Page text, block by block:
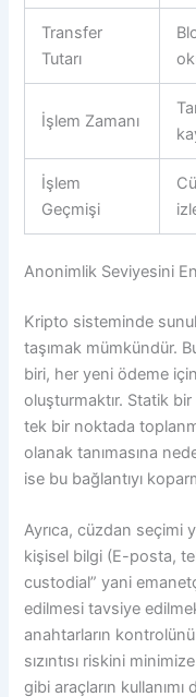
Transfer
Tutarı
İşlem Zamanı
İşlem
Geçmişi
Anonimlik Seviyesini
Kripto sisteminde
taşımak mümkündür.
biri, her yeni ödeme
oluşturmaktır. Statik bir
tek bir noktada
olanak tanımasına
ise bu bağlantıyı
Ayrıca, cüzdan seçimi
kişisel bilgi (E-posta,
custodial” yani
edilmesi tavsiye
anahtarların
sızıntısı riskini
gibi araçların